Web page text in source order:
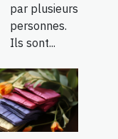
par plusieurs
personnes.
Ils sont...